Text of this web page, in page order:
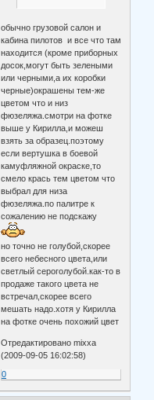
обычно грузовой салон и
кабина пилотов и все что там
находится (кроме приборных
досок,могут быть зелеными
или черными,а их коробки
черные)окрашены тем-же
цветом что и низ
фюзеляжа.смотри на фотке
выше у Кирилла,и можеш
взять за образец.поэтому
если вертушка в боевой
камуфляжной окраске,то
смело крась тем цветом что
выбрал для низа
фюзеляжа.по палитре к
сожалению не подскажу
но точно не голубой,скорее
всего небесного цвета,или
светлый сероголубой.как-то в
продаже такого цвета не
встречал,скорее всего
мешать надо.хотя у Кирилла
на фотке очень похожий цвет
Отредактировано mixxa
(2009-09-05 16:02:58)
0